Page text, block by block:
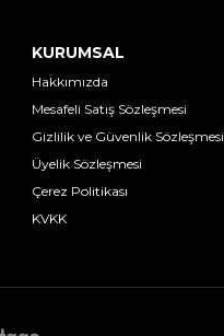
KURUMSAL
Hakkımızda
Mesafeli Satış Sözleşmesi
Gizlilik ve Güvenlik Sözleşmesi
Üyelik Sözleşmesi
Çerez Politikası
KVKK